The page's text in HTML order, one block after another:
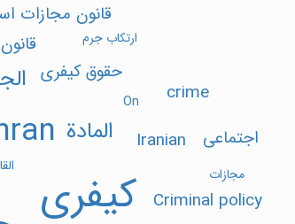
علوم
کیفری
المادة
حقوق کیفری
Criminal policy
Iranian
crime
اجتماعی
قانون مجازات
مجازات
On
ارتکاب جرم